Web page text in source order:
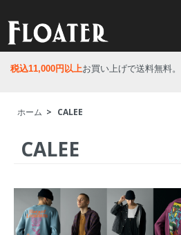
税込11,000円以上お買い上げで送料無料。
ホーム > CALEE
CALEE